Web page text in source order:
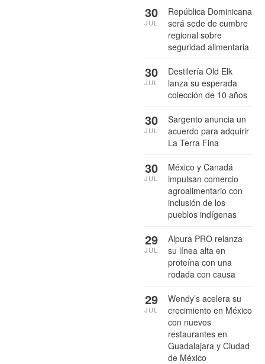
República Dominicana
será sede de cumbre
regional sobre
seguridad alimentaria
30
JUL
Destilería Old Elk
lanza su esperada
colección de 10 años
30
JUL
Sargento anuncia un
acuerdo para adquirir
La Terra Fina
30
JUL
México y Canadá
impulsan comercio
agroalimentario con
inclusión de los
pueblos indígenas
30
JUL
Alpura PRO relanza
su línea alta en
proteína con una
rodada con causa
29
JUL
Wendy’s acelera su
crecimiento en México
con nuevos
restaurantes en
Guadalajara y Ciudad
de México
29
JUL